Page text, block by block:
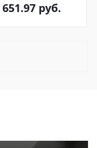
651.97 руб.